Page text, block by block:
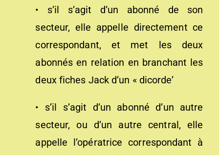
• s’il s’agit d’un abonné de son
secteur, elle appelle directement ce
correspondant, et met les deux
abonnés en relation en branchant les
deux fiches Jack d’un « dicorde’
• s’il s’agit d’un abonné d’un autre
secteur, ou d’un autre central, elle
appelle l’opératrice correspondant à